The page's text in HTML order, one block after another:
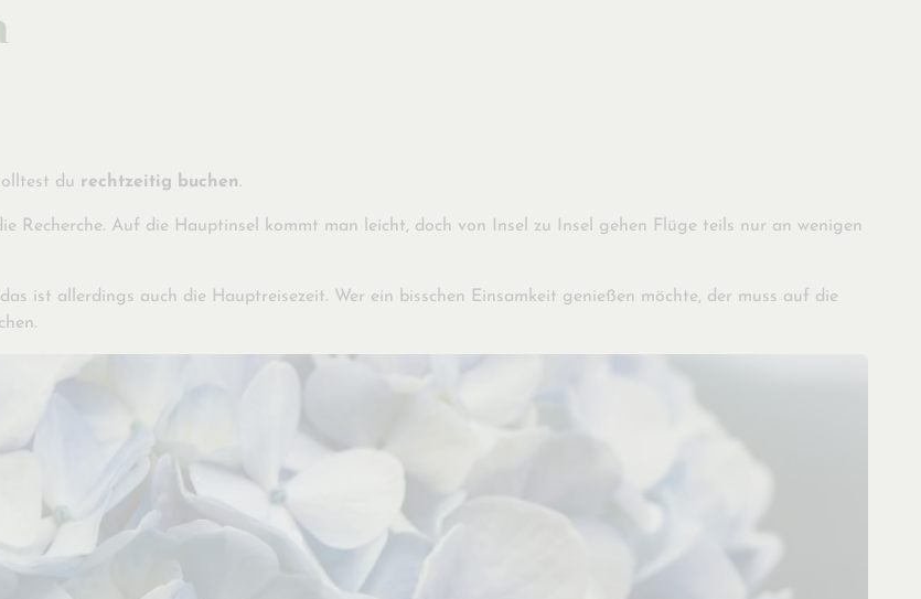
du rechtzeitig buchen.
Recherche. Auf die Hauptinsel kommt man leicht, doch von Insel zu Insel gehen Flüge teils nur an wenigen
ist allerdings auch die Hauptreisezeit. Wer ein bisschen Einsamkeit genießen möchte, der muss auf die